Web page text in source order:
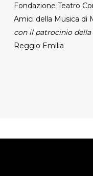
Fondazione Teatro
Amici della Musica di
con il patrocinio della
Reggio Emilia